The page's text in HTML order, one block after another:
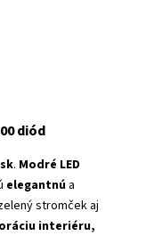
diód
. Modré LED
elegantnú a
stromček aj
interiéru,